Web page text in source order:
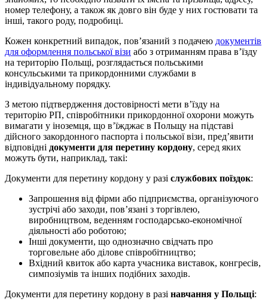
номер телефону, а також як довго він буде у них гостювати та
інші, такого роду, подробиці.
Кожен конкретний випадок, пов’язаний з подачею документів
для оформлення польської візи або з отриманням права в’їзду
на територію Польщі, розглядається польськими
консульськими та прикордонними службами в
індивідуальному порядку.
З метою підтвердження достовірності мети в’їзду на
територію РП, співробітники прикордонної охорони можуть
вимагати у іноземця, що в’їжджає в Польщу на підставі
дійсного закордонного паспорта і польської візи, пред’явити
відповідні документи для перетину кордону, серед яких
можуть бути, наприклад, такі:
Документи для перетину кордону у разі службових поїздок:
Запрошення від фірми або підприємства, організуючого
зустрічі або заходи, пов’язані з торгівлею,
виробництвом, веденням господарсько-економічної
діяльності або роботою;
Інші документи, що однозначно свідчать про
торговельне або ділове співробітництво;
Вхідний квиток або карта учасника виставок, конгресів,
симпозіумів та інших подібних заходів.
Документи для перетину кордону в разі навчання у Польщі: